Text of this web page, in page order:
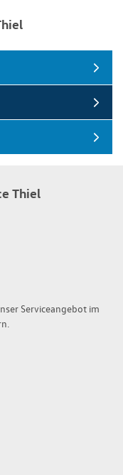
Thiel
Serviceangebot im